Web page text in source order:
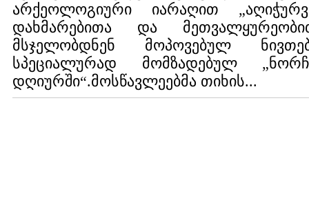
არქეოლოგიური იარაღით
დახმარებითა და
მსჯელობდნენ მოპოვებულ
სპეციალურად მომზადებულ
დღიურში“.მოსწავლეებმა თიხის...